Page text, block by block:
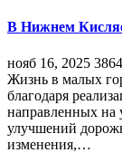
В Нижнем
нояб 16, 2025
Жизнь в малых
благодаря
направленных на
улучшений
изменения,…